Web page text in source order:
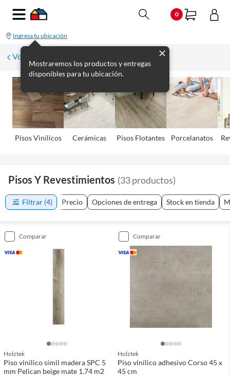
0
Ingresa tu ubicación
Mostraremos los productos y entregas
disponibles para tu ubicación.
Volver
Pisos Viní­licos Cerámicas Pisos Flotantes Porcelanatos
Pisos Y Revestimientos (33productos)
Filtrar (4) Precio Opciones de entrega Stock en tienda
comparar
Holztek
Piso vinílico símil madera SPC 5
mm Pelican beige mate 1.74 m2
comparar
Holztek
Piso vinílico adhesivo Corso 45 x
45 cm